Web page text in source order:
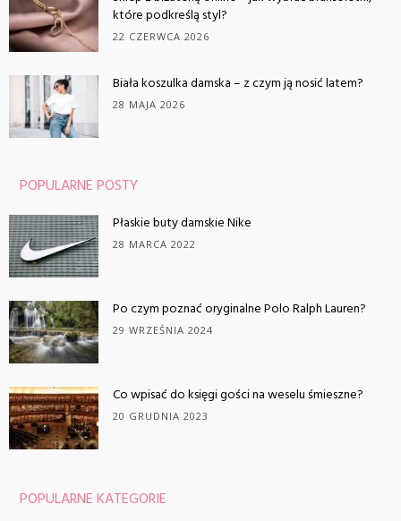
które podkreślą styl?
22 CZERWCA 2026
Biała koszulka damska – z czym ją nosić latem?
28 MAJA 2026
POPULARNE POSTY
Płaskie buty damskie Nike
28 MARCA 2022
Po czym poznać oryginalne Polo Ralph Lauren?
29 WRZEŚNIA 2024
Co wpisać do księgi gości na weselu śmieszne?
20 GRUDNIA 2023
POPULARNE KATEGORIE